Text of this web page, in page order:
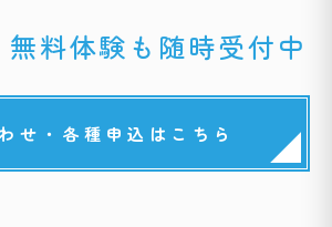
料体験も随時受付中
せ・各種申込はこちら